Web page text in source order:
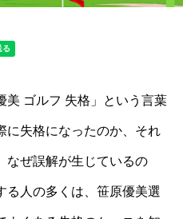
美 ゴルフ 失格」という言葉
に失格になったのか、それ
なぜ誤解が生じているの
る人の多くは、笹原優美選